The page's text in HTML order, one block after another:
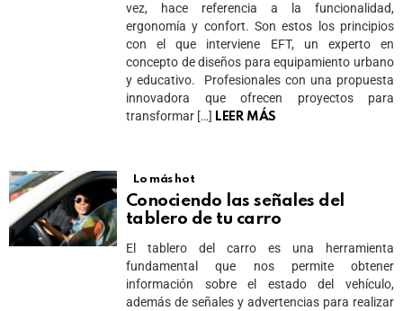
vez, hace referencia a la funcionalidad,
ergonomía y confort. Son estos los principios
con el que interviene EFT, un experto en
concepto de diseños para equipamiento urbano
y educativo. Profesionales con una propuesta
innovadora que ofrecen proyectos para
transformar […] LEER MÁS
Lo más hot
Conociendo las señales del
tablero de tu carro
El tablero del carro es una herramienta
fundamental que nos permite obtener
información sobre el estado del vehículo,
además de señales y advertencias para realizar